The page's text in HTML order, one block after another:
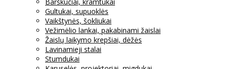
Gultukai, supuoklės
Vaikštynės, šokliukai
Vežimėlio lankai, pakabinami žaislai
Žaislų laikymo krepšiai, dėžės
Lavinamieji stalai
Stumdukai